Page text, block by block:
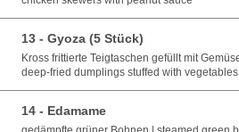
13 - Gyoza (5 Stück)
Kross frittierte Teigtaschen gefüllt mit
deep-fried dumplings stuffed with
14 - Edamame